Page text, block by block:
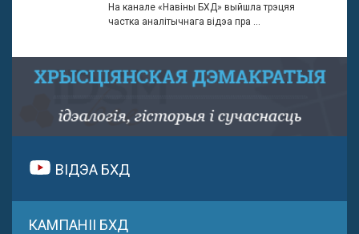
На канале «Навіны БХД» выйшла трэцяя
частка аналітычнага відэа пра ...
ВІДЭА БХД
КАМПАНІІ БХД